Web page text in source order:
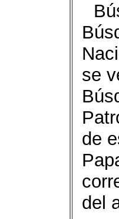
se
de
del